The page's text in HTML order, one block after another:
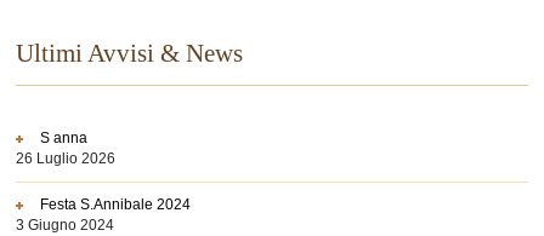
Ultimi Avvisi & News
S anna
26 Luglio 2026
Festa S.Annibale 2024
3 Giugno 2024